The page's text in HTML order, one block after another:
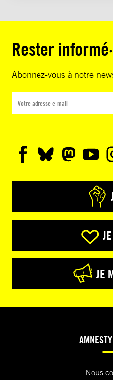
Rester
Abonnez-vous à notre
JE
Nous